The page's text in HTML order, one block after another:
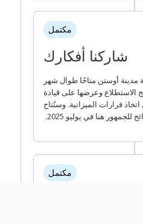
مكتمل
شاركنا أفكارك
مدينة أوستن متاحًا طوال شهر
الاستطلاع وعرضها على قيادة
قرارات الميزانية. وستُتاح
للجمهور هنا في يوليو 2025.
مكتمل